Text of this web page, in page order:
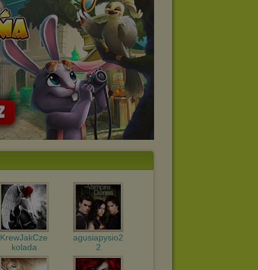
KrewJakCze
kolada
agusiapysio2
2